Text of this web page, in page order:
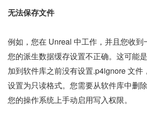
无法保存文件
例如，您在 Unreal 中工作，并且您收到
您的派生数据缓存设置不正确。这可能
加到软件库之前没有设置.p4ignore 文件
设置为只读格式。您需要从软件库中删
您的操作系统上手动启用写入权限。